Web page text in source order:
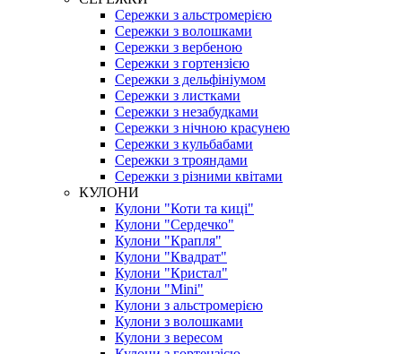
Сережки з альстромерією
Сережки з волошками
Сережки з вербеною
Сережки з гортензією
Сережки з дельфініумом
Сережки з листками
Сережки з незабудками
Сережки з нічною красунею
Сережки з кульбабами
Сережки з трояндами
Сережки з різними квітами
КУЛОНИ
Кулони "Коти та киці"
Кулони "Сердечко"
Кулони "Крапля"
Кулони "Квадрат"
Кулони "Кристал"
Кулони "Mini"
Кулони з альстромерією
Кулони з волошками
Кулони з вересом